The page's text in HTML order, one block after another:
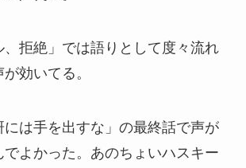
、拒絶」では語りとして度々流れ
効いてる。
には手を出すな」の最終話で声が
よかった。あのちょいハスキー